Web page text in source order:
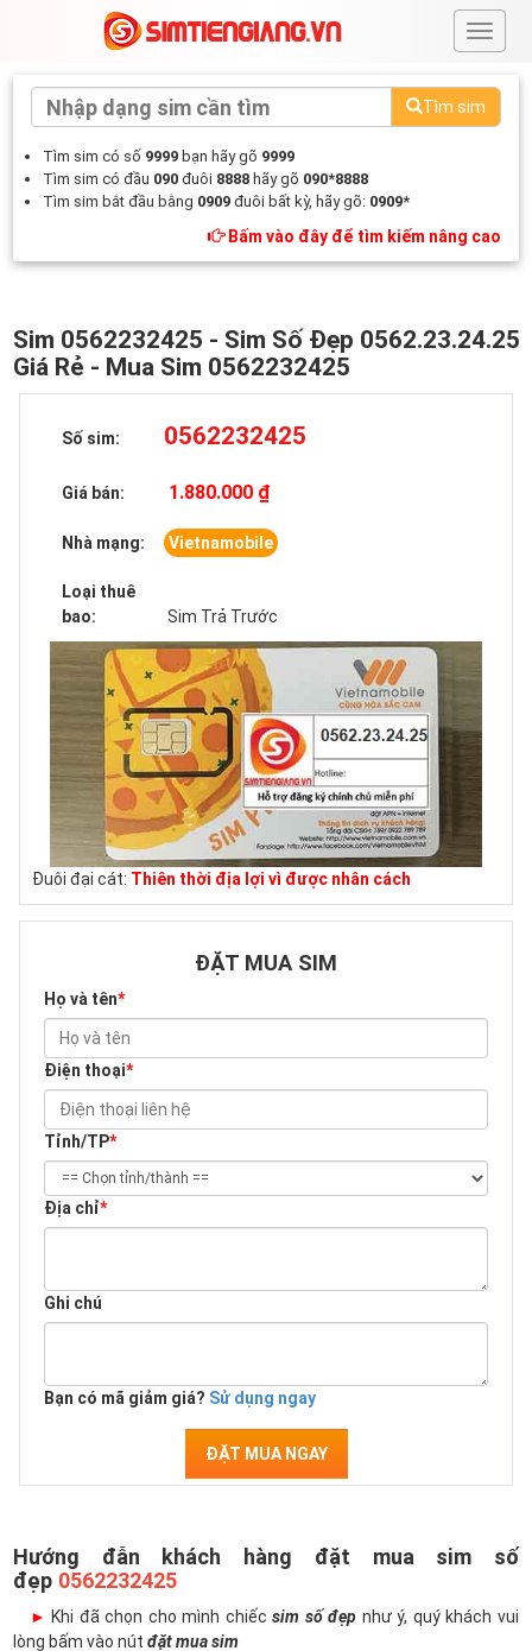
#
Tìm sim
Tìm sim có số 9999 bạn hãy gõ 9999
Tìm sim có đầu 090 đuôi 8888 hãy gõ 090*8888
Tìm sim bắt đầu bằng 0909 đuôi bất kỳ, hãy gõ: 0909*
Bấm vào đây để tìm kiếm nâng cao
Sim 0562232425 - Sim Số Đẹp 0562.23.24.25
Giá Rẻ - Mua Sim 0562232425
Số sim: 0562232425
Giá bán: 1.880.000 ₫
Nhà mạng: Vietnamobile
Loại thuê
bao:
Sim Trả Trước
Đuôi đại cát: Thiên thời địa lợi vì được nhân cách
ĐẶT MUA SIM
Họ và tên*
Điện thoại*
Tỉnh/TP*
Địa chỉ*
Ghi chú
Bạn có mã giảm giá? Sử dụng ngay
ĐẶT MUA NGAY
Hướng đẫn khách hàng đặt mua sim số
đẹp 0562232425
► Khi đã chọn cho mình chiếcsim số đẹp như ý, quý khách vui
lòng bấm vào nút đặt mua sim